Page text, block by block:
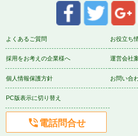
よくあるご質問 お役立ち
採用をお考えの企業様へ 運営会社
個人情報保護方針 お問い合
PC版表示に切り替え
電話問合せ